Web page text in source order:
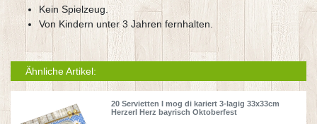
Kein Spielzeug.
Von Kindern unter 3 Jahren fernhalten.
Ähnliche Artikel:
20 Servietten I mog di kariert 3-lagig 33x33cm
Herzerl Herz bayrisch Oktoberfest